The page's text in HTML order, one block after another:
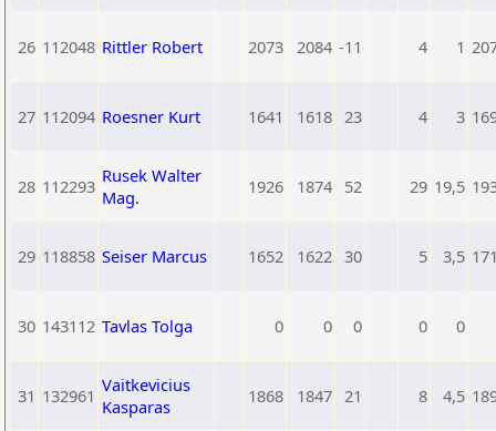
26 112048 Rittler Robert 2073 2084 -11 4 1
27 112094 Roesner Kurt 1641 1618 23 4 3
28 112293 Rusek Walter
Mag.
1926 1874 52 29 19,5
29 118858 Seiser Marcus 1652 1622 30 5 3,5
30 143112 Tavlas Tolga 0 0 0 0 0
31 132961 Vaitkevicius
Kasparas
1868 1847 21 8 4,5